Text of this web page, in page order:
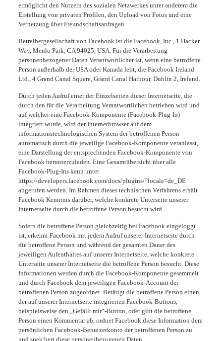
ermöglicht den Nutzern des sozialen Netzwerkes unter anderem die
Erstellung von privaten Profilen, den Upload von Fotos und eine
Vernetzung über Freundschaftsanfragen.
Betreibergesellschaft von Facebook ist die Facebook, Inc., 1 Hacker
Way, Menlo Park, CA 94025, USA. Für die Verarbeitung
personenbezogener Daten Verantwortlicher ist, wenn eine betroffene
Person außerhalb der USA oder Kanada lebt, die Facebook Ireland
Ltd., 4 Grand Canal Square, Grand Canal Harbour, Dublin 2, Ireland.
Durch jeden Aufruf einer der Einzelseiten dieser Internetseite, die
durch den für die Verarbeitung Verantwortlichen betrieben wird und
auf welcher eine Facebook-Komponente (Facebook-Plug-In)
integriert wurde, wird der Internetbrowser auf dem
informationstechnologischen System der betroffenen Person
automatisch durch die jeweilige Facebook-Komponente veranlasst,
eine Darstellung der entsprechenden Facebook-Komponente von
Facebook herunterzuladen. Eine Gesamtübersicht über alle
Facebook-Plug-Ins kann unter
https://developers.facebook.com/docs/plugins/?locale=de_DE
abgerufen werden. Im Rahmen dieses technischen Verfahrens erhält
Facebook Kenntnis darüber, welche konkrete Unterseite unserer
Internetseite durch die betroffene Person besucht wird.
Sofern die betroffene Person gleichzeitig bei Facebook eingeloggt
ist, erkennt Facebook mit jedem Aufruf unserer Internetseite durch
die betroffene Person und während der gesamten Dauer des
jeweiligen Aufenthaltes auf unserer Internetseite, welche konkrete
Unterseite unserer Internetseite die betroffene Person besucht. Diese
Informationen werden durch die Facebook-Komponente gesammelt
und durch Facebook dem jeweiligen Facebook-Account der
betroffenen Person zugeordnet. Betätigt die betroffene Person einen
der auf unserer Internetseite integrierten Facebook-Buttons,
beispielsweise den „Gefällt mir“-Button, oder gibt die betroffene
Person einen Kommentar ab, ordnet Facebook diese Information dem
persönlichen Facebook-Benutzerkonto der betroffenen Person zu
und speichert diese personenbezogenen Daten.